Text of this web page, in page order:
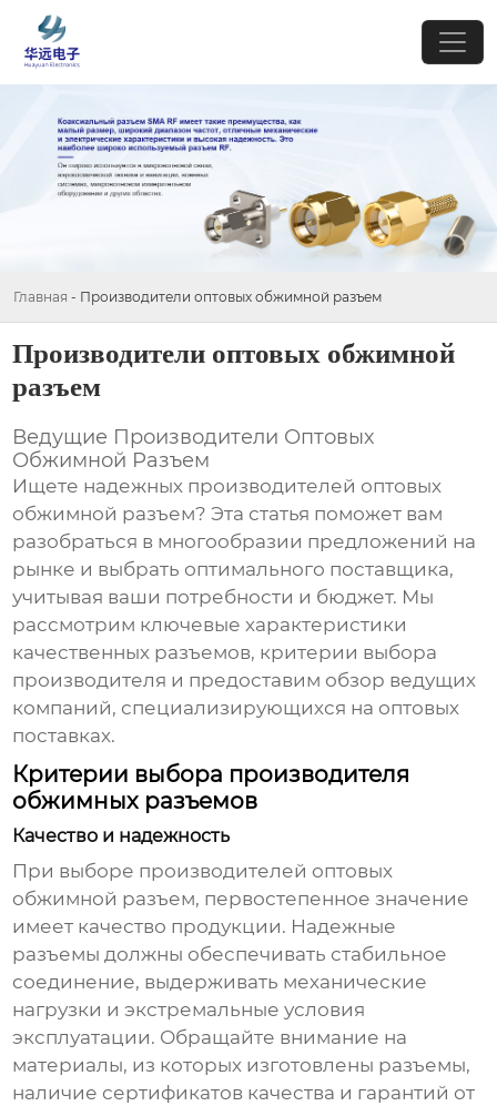
Главная - Производители оптовых обжимной разъем
Производители оптовых обжимной
разъем
Ведущие Производители Оптовых
Обжимной Разъем
Ищете надежных производителей оптовых
обжимной разъем? Эта статья поможет вам
разобраться в многообразии предложений на
рынке и выбрать оптимального поставщика,
учитывая ваши потребности и бюджет. Мы
рассмотрим ключевые характеристики
качественных разъемов, критерии выбора
производителя и предоставим обзор ведущих
компаний, специализирующихся на оптовых
поставках.
Критерии выбора производителя
обжимных разъемов
Качество и надежность
При выборе производителей оптовых
обжимной разъем, первостепенное значение
имеет качество продукции. Надежные
разъемы должны обеспечивать стабильное
соединение, выдерживать механические
нагрузки и экстремальные условия
эксплуатации. Обращайте внимание на
материалы, из которых изготовлены разъемы,
наличие сертификатов качества и гарантий от